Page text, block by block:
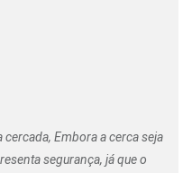
Embora a cerca seja
segurança, já que o